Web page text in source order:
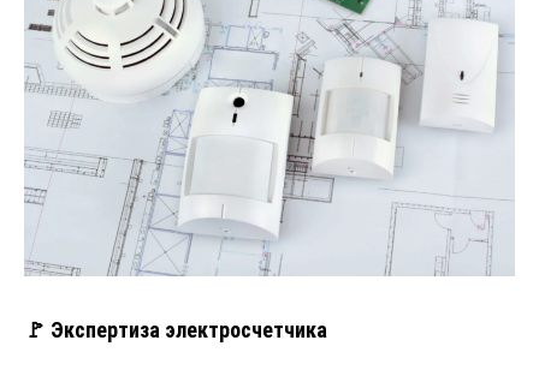
🚩 Экспертиза электросчетчика